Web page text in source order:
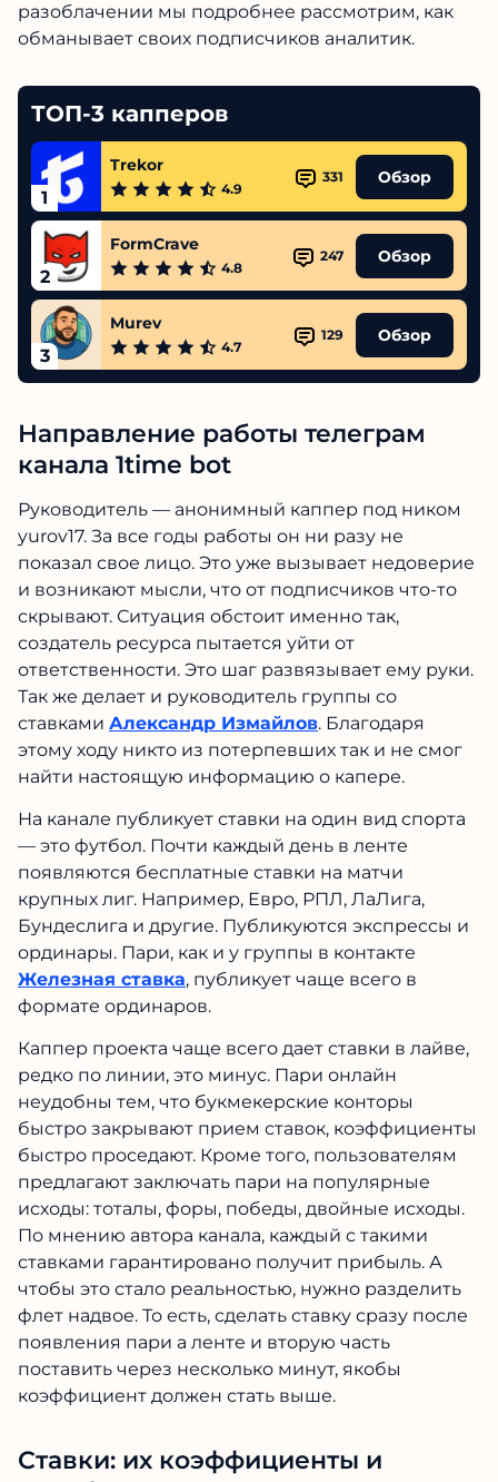
разоблачении мы подробнее рассмотрим, как
обманывает своих подписчиков аналитик.
ТОП-3 капперов
1
Trekor
4.9
331 Обзор
2
FormCrave
4.8
247 Обзор
3
Murev
4.7
129 Обзор
Направление работы телеграм
канала 1time bot
Руководитель — анонимный каппер под ником
yurov17. За все годы работы он ни разу не
показал свое лицо. Это уже вызывает недоверие
и возникают мысли, что от подписчиков что-то
скрывают. Ситуация обстоит именно так,
создатель ресурса пытается уйти от
ответственности. Это шаг развязывает ему руки.
Так же делает и руководитель группы со
ставками Александр Измайлов. Благодаря
этому ходу никто из потерпевших так и не смог
найти настоящую информацию о капере.
На канале публикует ставки на один вид спорта
— это футбол. Почти каждый день в ленте
появляются бесплатные ставки на матчи
крупных лиг. Например, Евро, РПЛ, ЛаЛига,
Бундеслига и другие. Публикуются экспрессы и
ординары. Пари, как и у группы в контакте
Железная ставка, публикует чаще всего в
формате ординаров.
Каппер проекта чаще всего дает ставки в лайве,
редко по линии, это минус. Пари онлайн
неудобны тем, что букмекерские конторы
быстро закрывают прием ставок, коэффициенты
быстро проседают. Кроме того, пользователям
предлагают заключать пари на популярные
исходы: тоталы, форы, победы, двойные исходы.
По мнению автора канала, каждый с такими
ставками гарантировано получит прибыль. А
чтобы это стало реальностью, нужно разделить
флет надвое. То есть, сделать ставку сразу после
появления пари а ленте и вторую часть
поставить через несколько минут, якобы
коэффициент должен стать выше.
Ставки: их коэффициенты и